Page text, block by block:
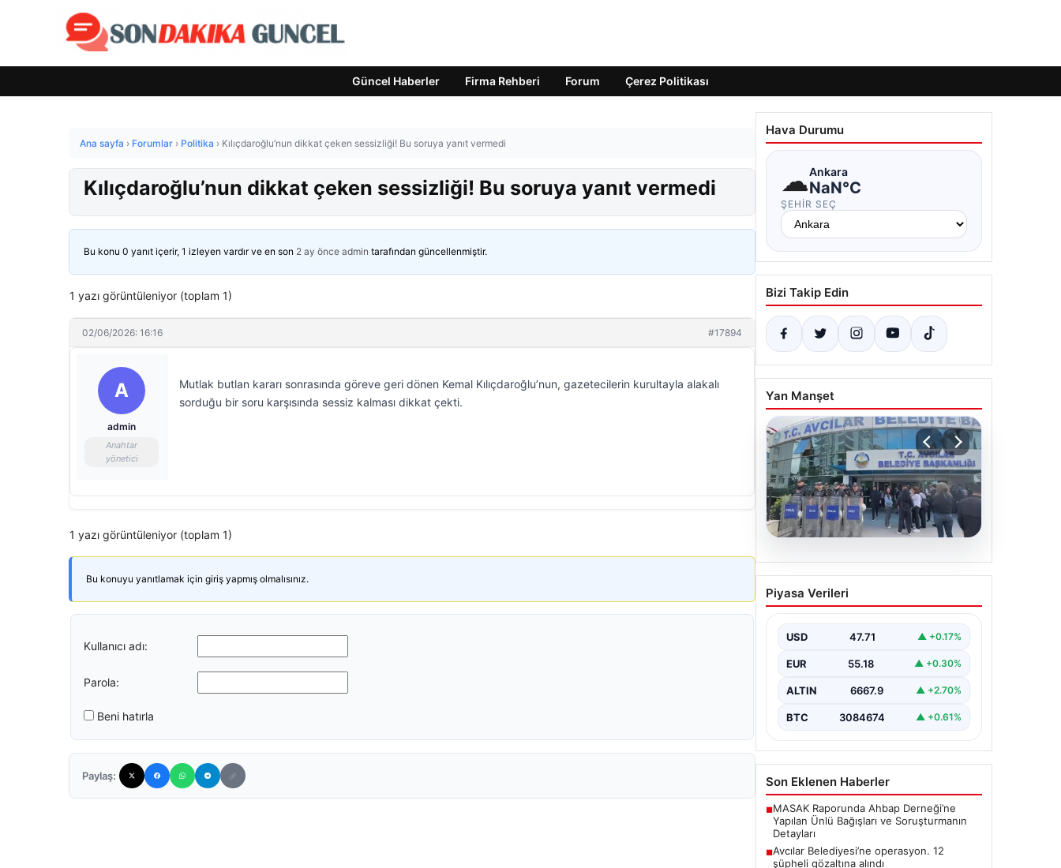
Güncel Haberler Firma Rehberi Forum Çerez Politikası
Ana sayfa › Forumlar › Politika › Kılıçdaroğlu’nun dikkat çeken sessizliği! Bu soruya yanıt vermedi
Kılıçdaroğlu’nun dikkat çeken sessizliği! Bu soruya yanıt vermedi
Bu konu 0 yanıt içerir, 1 izleyen vardır ve en son 2 ay önce admin tarafından güncellenmiştir.
1 yazı görüntüleniyor (toplam 1)
02/06/2026: 16:16 #17894
A
admin
Anahtar
yönetici
Mutlak butlan kararı sonrasında göreve geri dönen Kemal Kılıçdaroğlu’nun, gazetecilerin kurultayla alakalı
sorduğu bir soru karşısında sessiz kalması dikkat çekti.
1 yazı görüntüleniyor (toplam 1)
Bu konuyu yanıtlamak için giriş yapmış olmalısınız.
Kullanıcı adı:
Parola:
Beni hatırla
Paylaş:
Hava Durumu
☁Ankara
NaN°C
ŞEHIR SEÇ
Bizi Takip Edin
Yan Manşet
Avcılar Belediyesi’ne
operasyon. 12 şüpheli
Piyasa Verileri
USD 47.71 ▲ +0.17%
EUR 55.18 ▲ +0.30%
ALTIN 6667.9 ▲ +2.70%
BTC 3084674 ▲ +0.61%
Son Eklenen Haberler
■MASAK Raporunda Ahbap Derneği’ne
Yapılan Ünlü Bağışları ve Soruşturmanın
Detayları
■Avcılar Belediyesi’ne operasyon. 12
şüpheli gözaltına alındı